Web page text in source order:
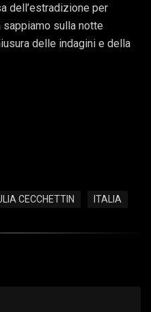
dell’estradizione per
sulla notte
delle indagini e della
CECCHETTIN ITALIA